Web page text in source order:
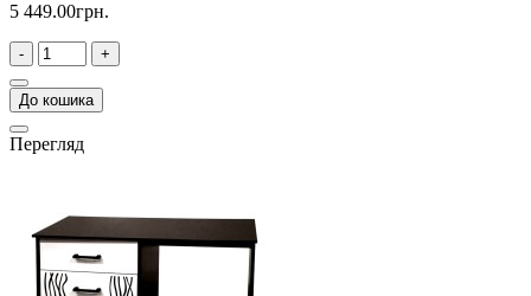
5 449.00грн.
- +
До кошика
Перегляд